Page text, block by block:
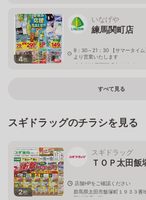
4枚
いなげや
練馬関町店
9：30～21：30 【サマータイ
より営業いたします
東京都練馬区関町南4-19-8
すべて見る
スギドラッグのチラシを見る
2枚
スギドラッグ
ＴＯＰ太田飯
店舗HPをご確認ください
群馬県太田市飯塚町１９３３
田飯塚店１階